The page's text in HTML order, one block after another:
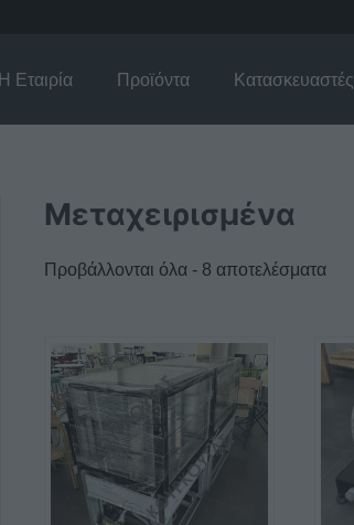
Η Εταιρία Προϊόντα Κατασκευαστές
Μεταχειρισμένα
Προβάλλονται όλα - 8 αποτελέσματα
Αυτό
το
προϊόν
έχει
πολλαπλές
παραλλαγές.